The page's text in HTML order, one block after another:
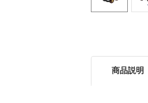
商品説明